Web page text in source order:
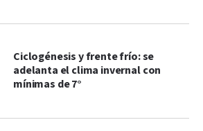
Ciclogénesis y frente frío: se
adelanta el clima invernal con
mínimas de 7°